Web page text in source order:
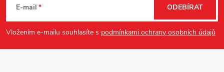
p
a
E-mail
Vložením e-mailu souhlasíte s podmínkami ochrany osobních údajů
ODEBÍRAT